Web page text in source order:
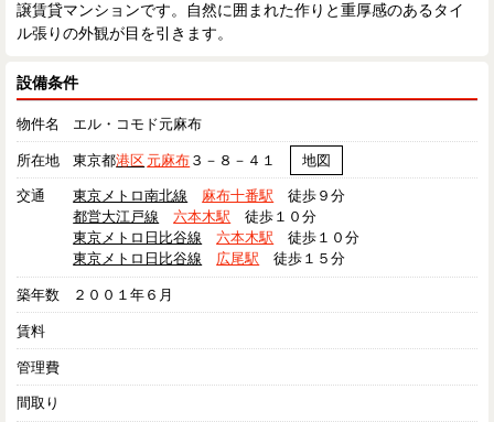
譲賃貸マンションです。自然に囲まれた作りと重厚感のあるタイ
ル張りの外観が目を引きます。
設備条件
物件名 エル・コモド元麻布
所在地 東京都港区 元麻布 ３－８－４１ 地図
交通 東京メトロ南北線 麻布十番駅 徒歩９分
都営大江戸線
六本木駅 徒歩１０分
東京メトロ日比谷線
六本木駅 徒歩１０分
東京メトロ日比谷線
広尾駅 徒歩１５分
築年数 ２００１年６月
賃料
管理費
間取り